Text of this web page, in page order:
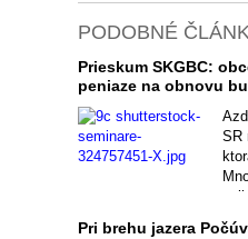
PODOBNÉ
Prieskum SKGBC:
peniaze na obnovu
SR
Pri brehu jazera